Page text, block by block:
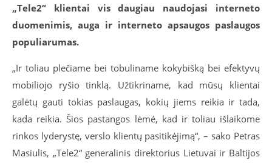
„Tele2“ klientai vis daugiau naudojasi interneto
duomenimis, auga ir interneto apsaugos paslaugos
populiarumas.
„Ir toliau plečiame bei tobuliname kokybišką bei efektyvų
mobiliojo ryšio tinklą. Užtikriname, kad mūsų klientai
galėtų gauti tokias paslaugas, kokių jiems reikia ir tada,
kada reikia. Šios pastangos lėmė, kad ir toliau išlaikome
rinkos lyderystę, verslo klientų pasitikėjimą“, – sako Petras
Masiulis, „Tele2“ generalinis direktorius Lietuvai ir Baltijos